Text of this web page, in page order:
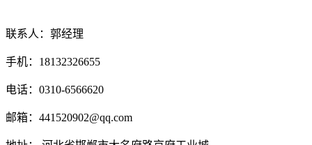
联系人：郭经理
手机：18132326655
电话：0310-6566620
邮箱：441520902@qq.com